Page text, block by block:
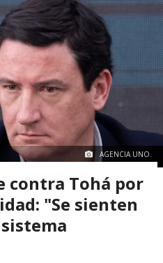
AGENCIA UNO.
contra Tohá por
"Se sienten